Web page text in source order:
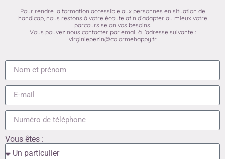
Pour rendre la formation accessible aux personnes en situation de
handicap, nous restons à votre écoute afin d’adapter au mieux votre
parcours selon vos besoins.
Vous pouvez nous contacter par email à l’adresse suivante :
virginiepezin@colormehappy.fr
Vous êtes :